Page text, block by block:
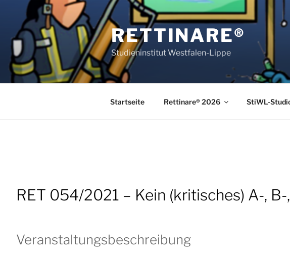
springen
RETTINARE®
Studieninstitut Westfalen-Lippe
Startseite Rettinare® 2026 StiWL-
RET 054/2021 – Kein (kritisches) A-,
Veranstaltungsbeschreibung